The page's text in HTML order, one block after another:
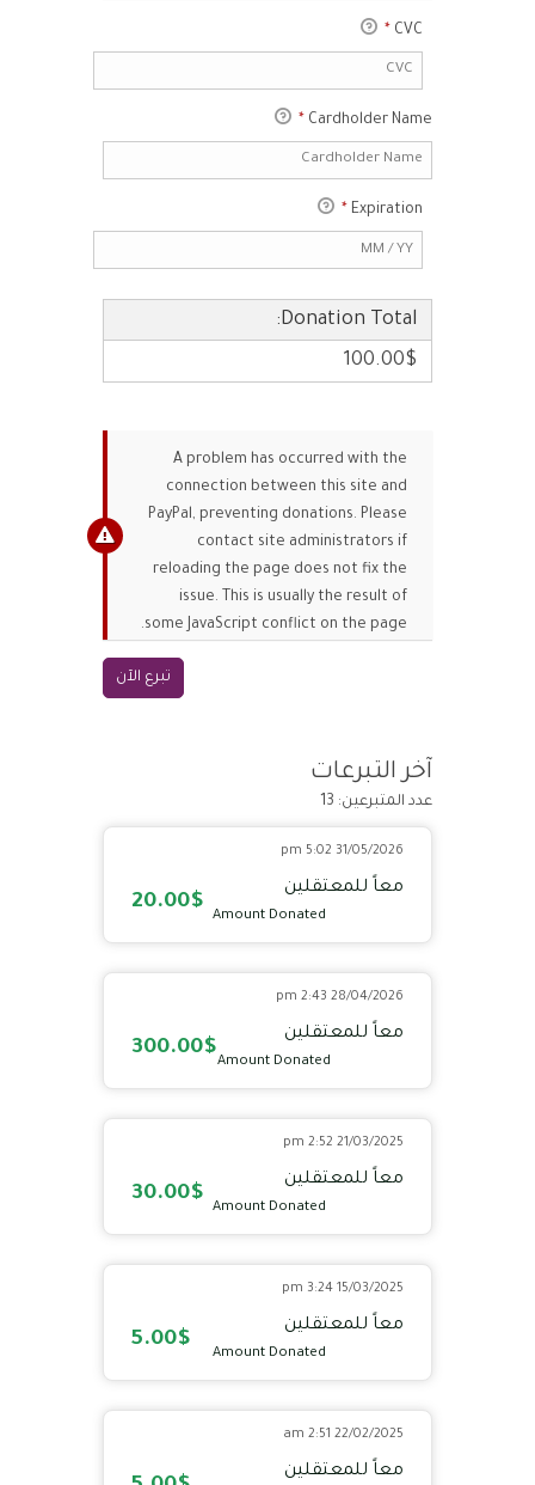
CVC
*
Cardholder Name
*
Expiration
*
Donation Total:
100.00$
A problem has occurred with the
connection between this site and
PayPal, preventing donations. Please
contact site administrators if
reloading the page does not fix the
issue. This is usually the result of
some JavaScript conflict on the page.
آخر التبرعات
عدد المتبرعين: 13
31/05/2026 5:02 pm
معاً للمعتقلين
Amount Donated
20.00$
28/04/2026 2:43 pm
معاً للمعتقلين
Amount Donated
300.00$
21/03/2025 2:52 pm
معاً للمعتقلين
Amount Donated
30.00$
15/03/2025 3:24 pm
معاً للمعتقلين
Amount Donated
5.00$
22/02/2025 2:51 am
معاً للمعتقلين